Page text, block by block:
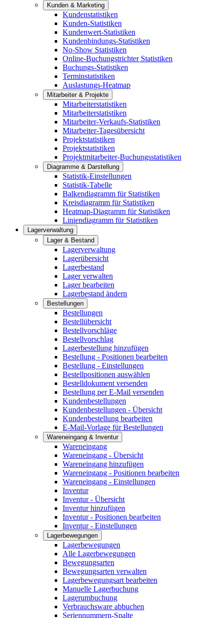
Kunden & Marketing
Kundenstatistiken
Kunden-Statistiken
Kundenwert-Statistiken
Kundenbindungs-Statistiken
No-Show Statistiken
Online-Buchungstrichter Statistiken
Buchungs-Statistiken
Terminstatistiken
Auslastungs-Heatmap
Mitarbeiter & Projekte
Mitarbeiterstatistiken
Mitarbeiterstatistiken
Mitarbeiter-Verkaufs-Statistiken
Mitarbeiter-Tagesübersicht
Projektstatistiken
Projektstatistiken
Projektmitarbeiter-Buchungsstatistiken
Diagramme & Darstellung
Statistik-Einstellungen
Statistik-Tabelle
Balkendiagramm für Statistiken
Kreisdiagramm für Statistiken
Heatmap-Diagramm für Statistiken
Liniendiagramm für Statistiken
Lagerverwaltung
Lager & Bestand
Lagerverwaltung
Lagerübersicht
Lagerbestand
Lager verwalten
Lager bearbeiten
Lagerbestand ändern
Bestellungen
Bestellungen
Bestellübersicht
Bestellvorschläge
Bestellvorschlag
Lagerbestellung hinzufügen
Bestellung - Positionen bearbeiten
Bestellung - Einstellungen
Bestellpositionen auswählen
Bestelldokument versenden
Bestellung per E-Mail versenden
Kundenbestellungen
Kundenbestellungen - Übersicht
Kundenbestellung bearbeiten
E-Mail-Vorlage für Bestellungen
Wareneingang & Inventur
Wareneingang
Wareneingang - Übersicht
Wareneingang hinzufügen
Wareneingang - Positionen bearbeiten
Wareneingang - Einstellungen
Inventur
Inventur - Übersicht
Inventur hinzufügen
Inventur - Positionen bearbeiten
Inventur - Einstellungen
Lagerbewegungen
Lagerbewegungen
Alle Lagerbewegungen
Bewegungsarten
Bewegungsarten verwalten
Lagerbewegungsart bearbeiten
Manuelle Lagerbuchung
Lagerumbuchung
Verbrauchsware abbuchen
Seriennummern-Spalte